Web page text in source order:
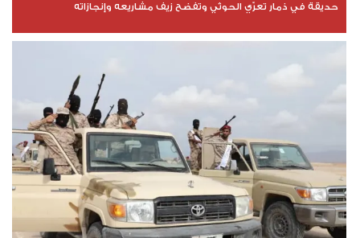
حديقة في ذمار تعرّي الحوثي وتفضح زيف مشاريعه وإنجازاته